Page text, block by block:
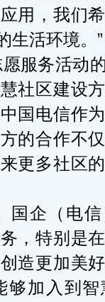
用，我们
生活环境。”
服务活动
社区建设
国电信作
的合作不
更多社区
国企（电
，特别是
造更加美
够加入到